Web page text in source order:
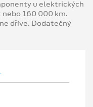
u elektrických
160 000 km.
dříve. Dodatečný